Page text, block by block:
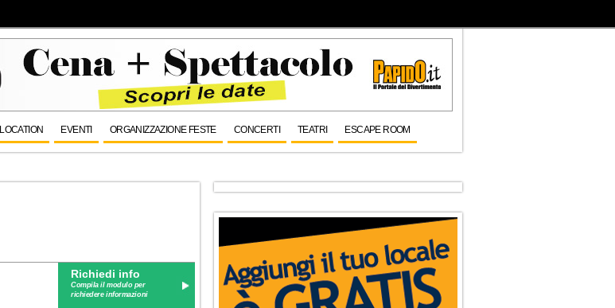
LOCATION EVENTI ORGANIZZAZIONE FESTE CONCERTI TEATRI ESCAPE ROOM
Richiedi info
Compila il modulo per
richiedere informazioni